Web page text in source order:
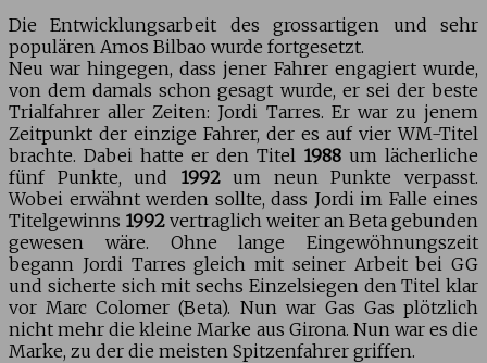
Die Entwicklungsarbeit des grossartigen und sehr
populären Amos Bilbao wurde fortgesetzt.
Neu war hingegen, dass jener Fahrer engagiert wurde,
von dem damals schon gesagt wurde, er sei der beste
Trialfahrer aller Zeiten: Jordi Tarres. Er war zu jenem
Zeitpunkt der einzige Fahrer, der es auf vier WM-Titel
brachte. Dabei hatte er den Titel 1988 um lächerliche
fünf Punkte, und 1992um neun Punkte verpasst.
Wobei erwähnt werden sollte, dass Jordi im Falle eines
Titelgewinns 1992 vertraglich weiter an Beta gebunden
gewesen wäre. Ohne lange Eingewöhnungszeit
begann Jordi Tarres gleich mit seiner Arbeit bei GG
und sicherte sich mit sechs Einzelsiegen den Titel klar
vor Marc Colomer (Beta). Nun war Gas Gas plötzlich
nicht mehr die kleine Marke aus Girona. Nun war es die
Marke, zu der die meisten Spitzenfahrer griffen.